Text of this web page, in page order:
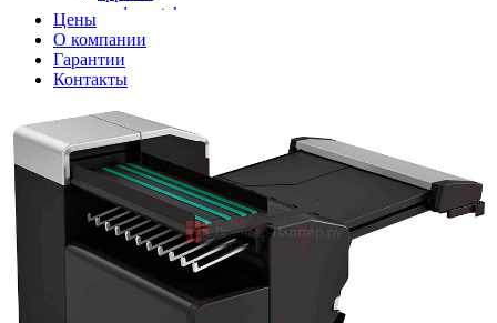
apple watch
аромадиффузоров
аромастанций
ароматизаторов воздуха
аудиоплееров
аудиопроцессоров
аудиосистем
аудиоусилителей
авто акустики, автомобильной акустики
авто мониторов
автохолодильников
автокондиционера
автоматики для генераторов
автоматики управления
автоматики вентустановок
автомобильных телевизоров
Цены
О компании
Гарантии
Контакты